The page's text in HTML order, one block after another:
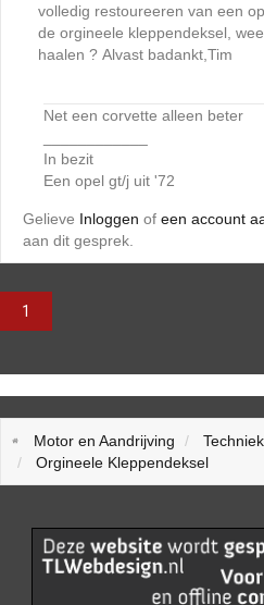
volledig restoureeren van een
de orgineele kleppendeksel,
haalen ? Alvast badankt,Tim
Net een corvette alleen beter
In bezit
Een opel gt/j uit '72
Gelieve Inloggen of een account
aan dit gesprek.
1
Motor en Aandrijving Techniek
Orgineele Kleppendeksel